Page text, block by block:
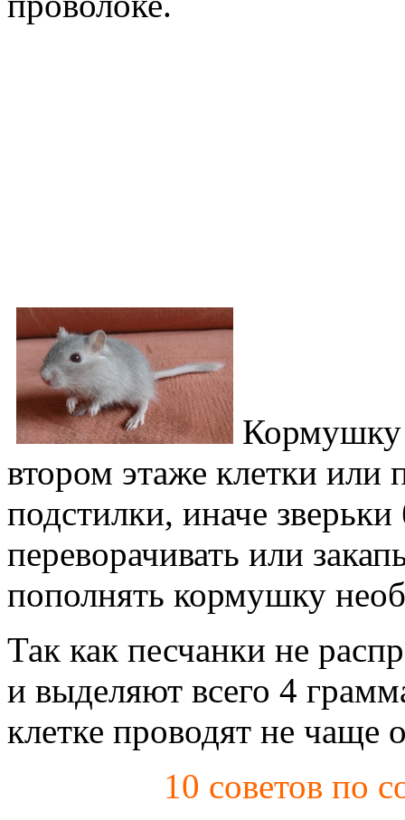
Кормушку
втором этаже клетки или
подстилки, иначе
переворачивать или
пополнять кормушку
Так как песчанки не
и выделяют всего 4
клетке проводят не чаще
10 советов по